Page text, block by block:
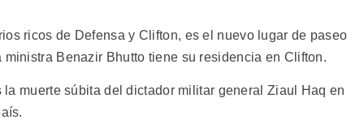
ricos de Defensa y Clifton, es el nuevo lugar de paseo
Benazir Bhutto tiene su residencia en Clifton.
muerte súbita del dictador militar general Ziaul Haq en